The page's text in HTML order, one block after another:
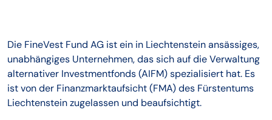
Die FineVest Fund AG ist ein in Liechtenstein ansässiges,
unabhängiges Unternehmen, das sich auf die Verwaltung
alternativer Investmentfonds (AIFM) spezialisiert hat. Es
ist von der Finanzmarktaufsicht (FMA) des Fürstentums
Liechtenstein zugelassen und beaufsichtigt.